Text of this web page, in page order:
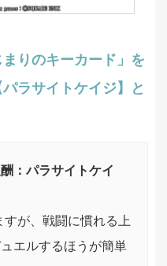
りのキーカード」を
ラサイトケイジ】と
：パラサイトケイ
が、戦闘に慣れる上
エルするほうが簡単